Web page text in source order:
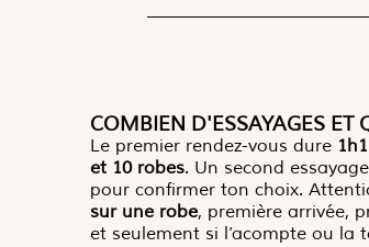
COMBIEN D'ESSAYAGES ET
Le premier rendez-vous dure
et 10 robes. Un second
pour confirmer ton choix.
sur une robe, première arrivée,
et seulement si l’acompte ou la